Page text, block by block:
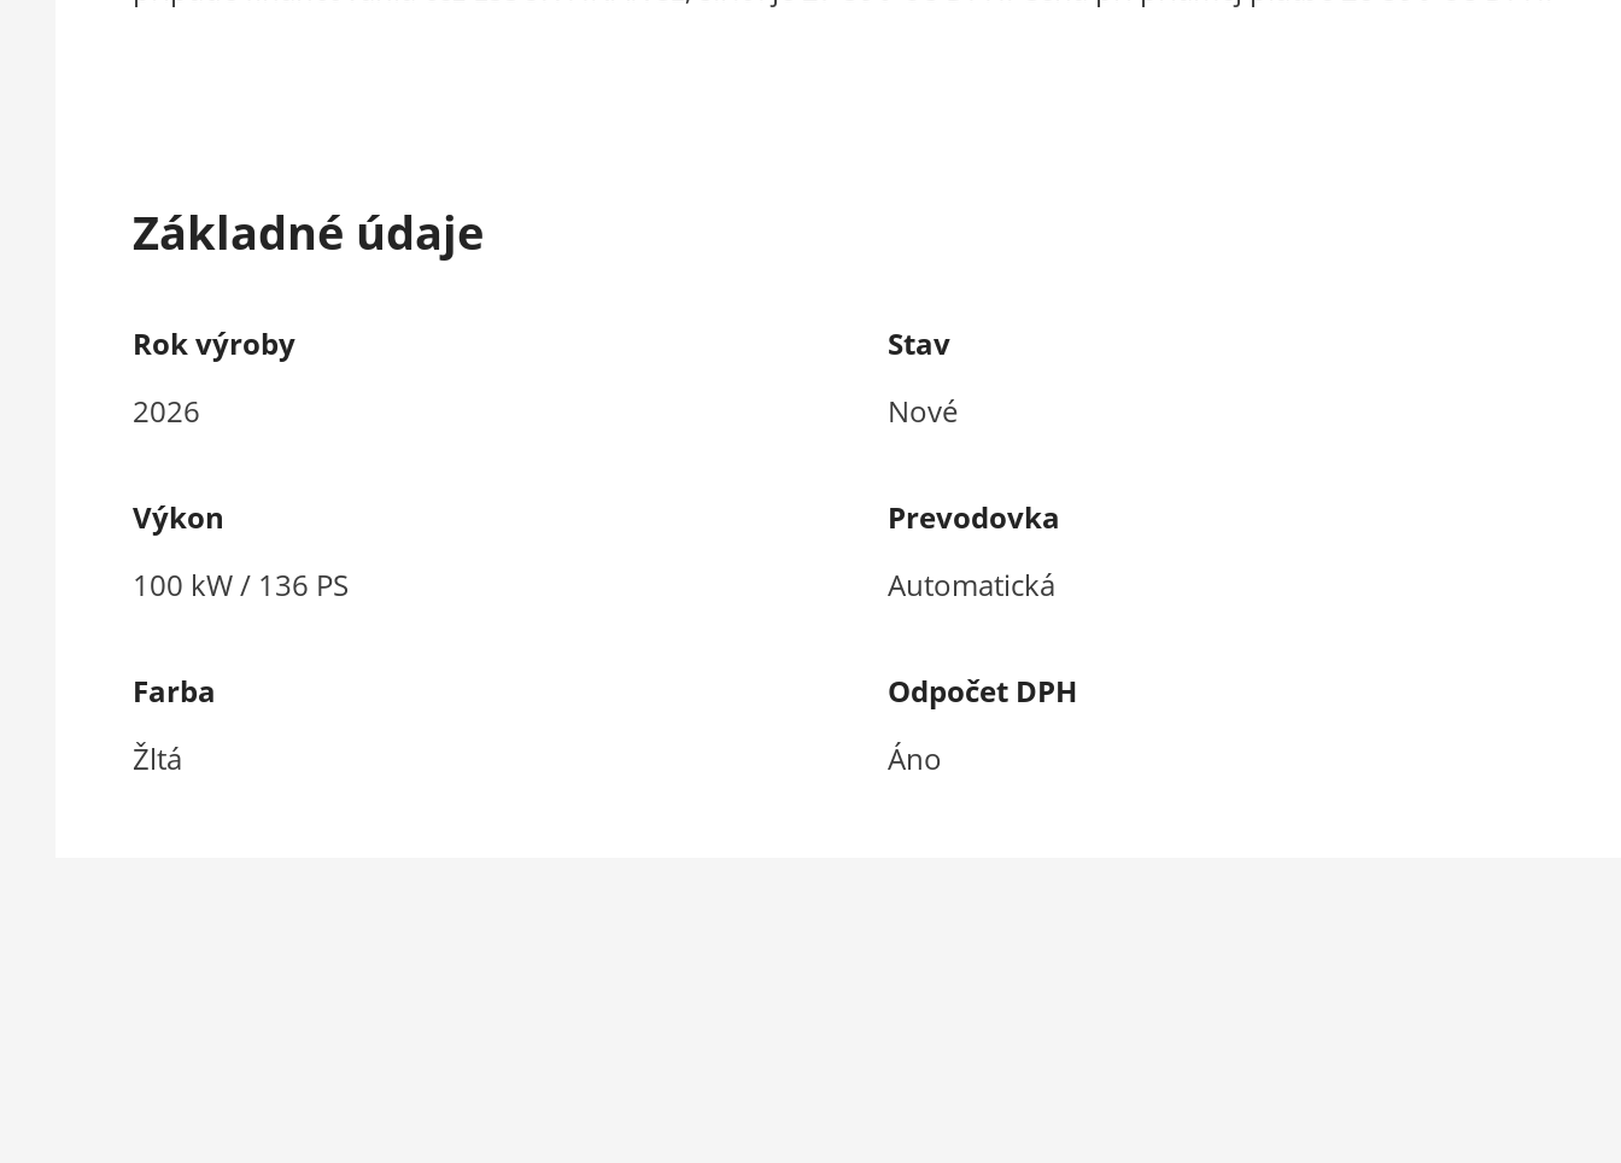
Základné údaje
Rok výroby
2026
Stav
Nové
Výkon
100 kW / 136 PS
Prevodovka
Automatická
Farba
Žltá
Odpočet DPH
Áno